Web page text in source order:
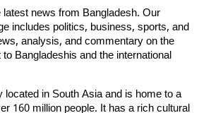
news from Bangladesh. Our
includes politics, business, sports, and
analysis, and commentary on the
Bangladeshis and the international
located in South Asia and is home to a
160 million people. It has a rich cultural